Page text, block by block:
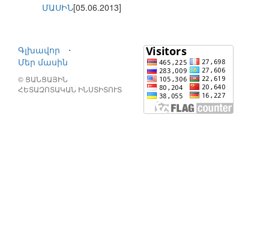
ՄԱՍԻՆ[05.06.2013]
Գլխավոր
⋅
Մեր մասին
© ՑԱՆՑԱՅԻՆ
ՀԵՏԱԶՈՏԱԿԱՆ ԻՆՍՏԻՏՈՒՏ